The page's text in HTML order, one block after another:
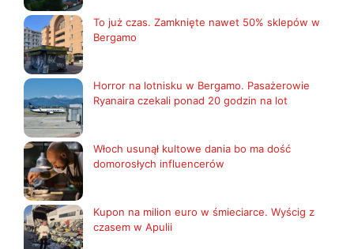
To już czas. Zamknięte nawet 50% sklepów w
Bergamo
Horror na lotnisku w Bergamo. Pasażerowie
Ryanaira czekali ponad 20 godzin na lot
Włoch usunął kultowe dania bo ma dość
domorosłych influencerów
Kupon na milion euro w śmieciarce. Wyścig z
czasem w Apulii